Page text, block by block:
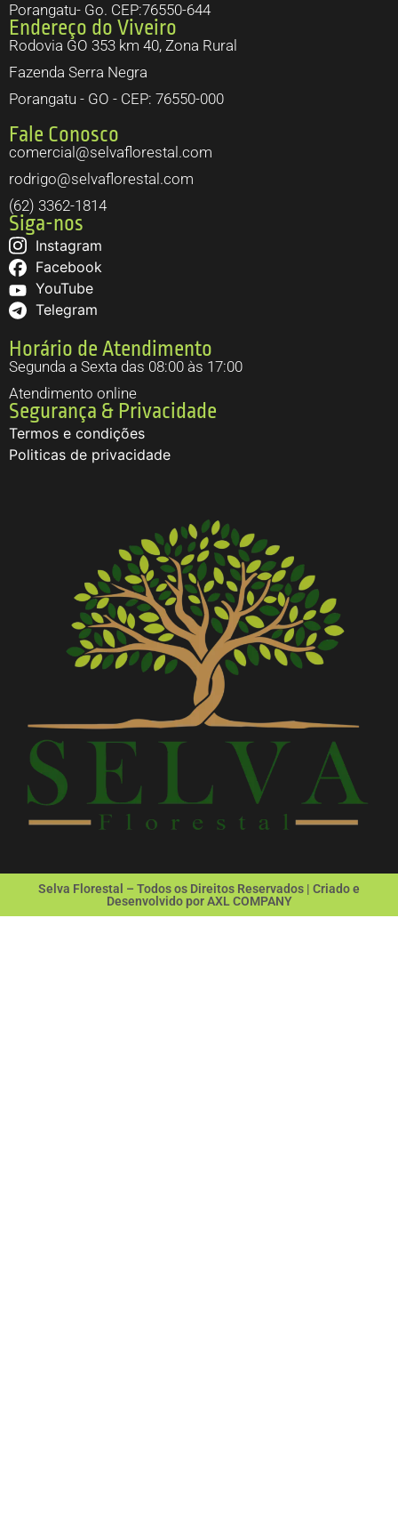
Porangatu- Go. CEP:76550-644
Endereço do Viveiro
Rodovia GO 353 km 40, Zona Rural
Fazenda Serra Negra
Porangatu - GO - CEP: 76550-000
Fale Conosco
comercial@selvaflorestal.com
rodrigo@selvaflorestal.com
(62) 3362-1814
Siga-nos
Instagram
Facebook
YouTube
Telegram
Horário de Atendimento
Segunda a Sexta das 08:00 às 17:00
Atendimento online
Segurança & Privacidade
Termos e condições
Politicas de privacidade
Selva Florestal – Todos os Direitos Reservados | Criado e
Desenvolvido por AXL COMPANY